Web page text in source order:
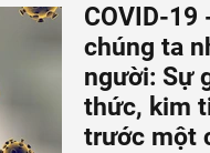
COVID-
chúng ta
người: Sự
thức, kim
trước một